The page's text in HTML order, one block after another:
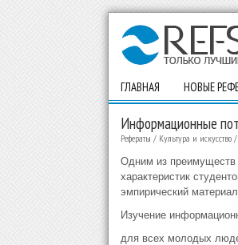
ГЛАВНАЯ НОВЫЕ
Информационные
Рефераты / Культура и искусство/
Одним из преимуществ
характеристик
эмпирический
Изучение
для всех молодых